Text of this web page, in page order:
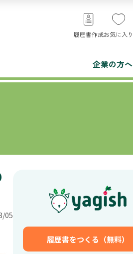
履歴書作成お気に入り
企業の方へ
05
履歴書をつくる（無料）